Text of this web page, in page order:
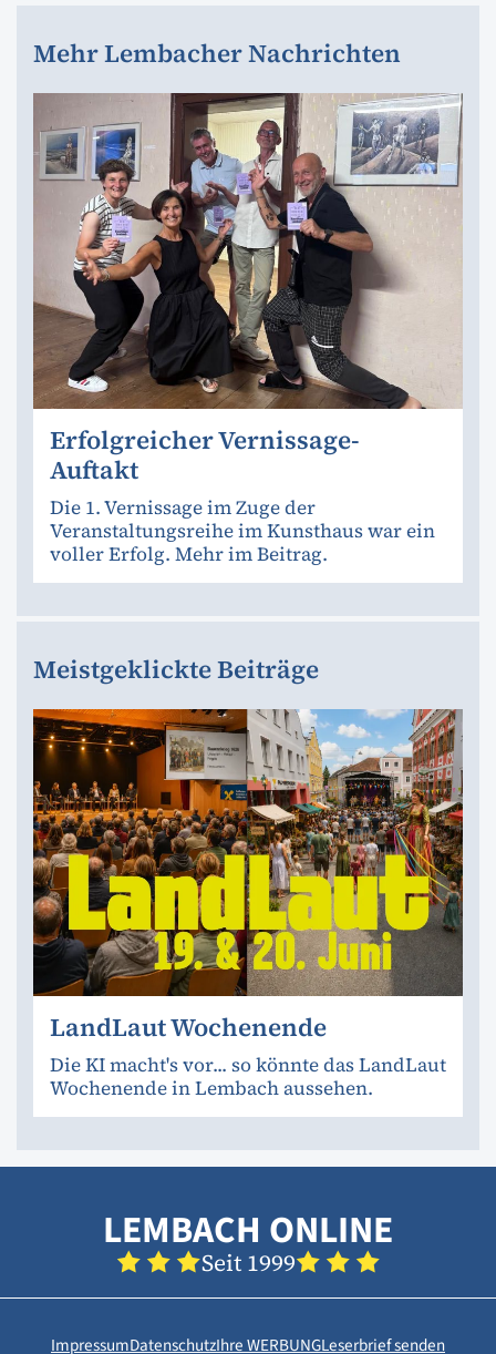
Mehr Lembacher Nachrichten
Erfolgreicher Vernissage-
Auftakt
Die 1. Vernissage im Zuge der
Veranstaltungsreihe im Kunsthaus war ein
voller Erfolg. Mehr im Beitrag.
Meistgeklickte Beiträge
LandLaut Wochenende
Die KI macht's vor... so könnte das LandLaut
Wochenende in Lembach aussehen.
LEMBACH ONLINE
Seit 1999
ImpressumDatenschutzIhre WERBUNGLeserbrief senden